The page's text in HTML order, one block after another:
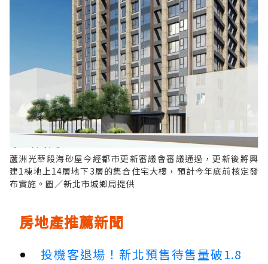
蘆洲光華段海砂屋今經都市更新審議會審議通過，更新後將興
建1棟地上14層地下3層的集合住宅大樓，預計今年底前核定發
布實施。圖／新北市城鄉局提供
房地產推薦新聞
投機客退場！新北預售待售量破1.8